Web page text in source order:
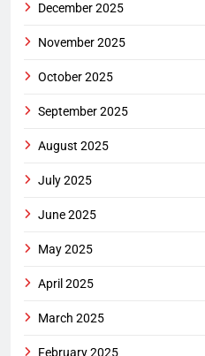
December 2025
November 2025
October 2025
September 2025
August 2025
July 2025
June 2025
May 2025
April 2025
March 2025
February 2025